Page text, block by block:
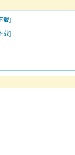
载]
载]